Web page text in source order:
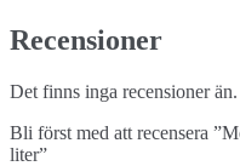
Recensioner
Det finns inga recensioner än.
Bli först med att recensera
liter”